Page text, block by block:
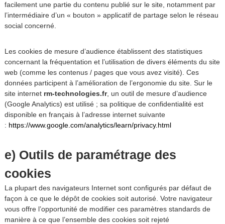
facilement une partie du contenu publié sur le site, notamment par
l’intermédiaire d’un « bouton » applicatif de partage selon le réseau
social concerné.
Les cookies de mesure d’audience établissent des statistiques
concernant la fréquentation et l’utilisation de divers éléments du site
web (comme les contenus / pages que vous avez visité). Ces
données participent à l’amélioration de l’ergonomie du site. Sur le
site internet rm-technologies.fr, un outil de mesure d’audience
(Google Analytics) est utilisé ; sa politique de confidentialité est
disponible en français à l’adresse internet suivante
: https://www.google.com/analytics/learn/privacy.html
e) Outils de paramétrage des
cookies
La plupart des navigateurs Internet sont configurés par défaut de
façon à ce que le dépôt de cookies soit autorisé. Votre navigateur
vous offre l’opportunité de modifier ces paramètres standards de
manière à ce que l’ensemble des cookies soit rejeté